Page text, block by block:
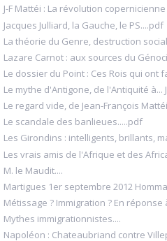
J-F Mattéi : La révolution
Jacques Julliard, la Gauche, le PS....pdf
La théorie du Genre, destruction
Lazare Carnot : aux sources du
Le dossier du Point : Ces Rois qui ont
Le mythe d'Antigone, de l'Antiquité à...
Le regard vide, de Jean-François Mattéi
Le scandale des banlieues.....pdf
Les Girondins : intelligents, brillants,
Les vrais amis de l'Afrique et des
M. le Maudit....
Martigues 1er septembre 2012
Métissage ? Immigration ? En réponse
Mythes immigrationnistes....
Napoléon : Chateaubriand contre